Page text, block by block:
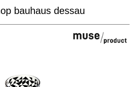
bauhaus dessau